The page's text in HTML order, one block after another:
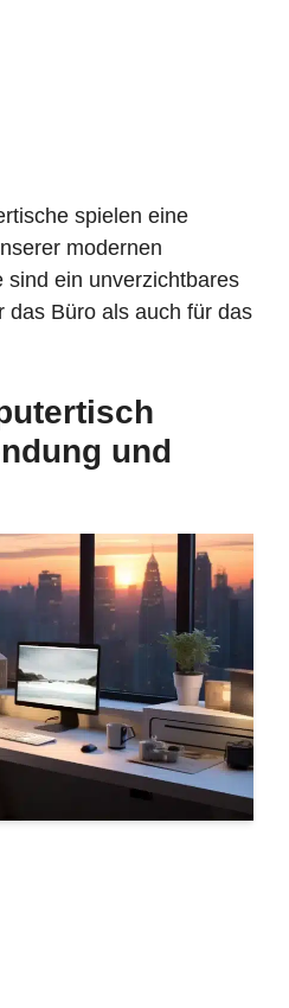
spielen eine
modernen
sind ein unverzichtbares
das Büro als auch für das
und